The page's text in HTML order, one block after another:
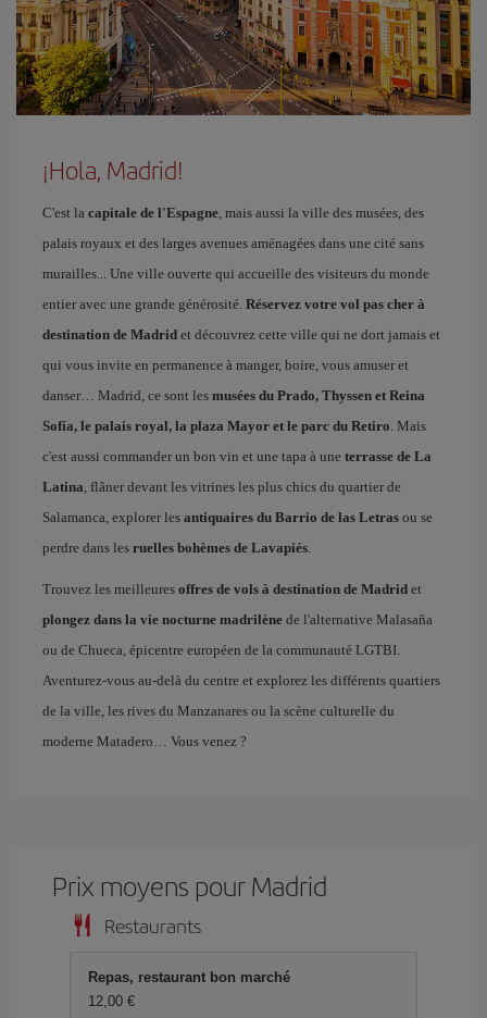
¡Hola, Madrid!
C'est la capitale de l'Espagne, mais aussi la ville des musées, des
palais royaux et des larges avenues aménagées dans une cité sans
murailles... Une ville ouverte qui accueille des visiteurs du monde
entier avec une grande générosité. Réservez votre vol pas cher à
destination de Madrid et découvrez cette ville qui ne dort jamais et
qui vous invite en permanence à manger, boire, vous amuser et
danser… Madrid, ce sont les musées du Prado, Thyssen et Reina
Sofía, le palais royal, la plaza Mayor et le parc du Retiro. Mais
c'est aussi commander un bon vin et une tapa à une terrasse de La
Latina, flâner devant les vitrines les plus chics du quartier de
Salamanca, explorer les antiquaires du Barrio de las Letras ou se
perdre dans les ruelles bohèmes de Lavapiés.
Trouvez les meilleures offres de vols à destination de Madrid et
plongez dans la vie nocturne madrilène de l'alternative Malasaña
ou de Chueca, épicentre européen de la communauté LGTBI.
Aventurez-vous au-delà du centre et explorez les différents quartiers
de la ville, les rives du Manzanares ou la scène culturelle du
moderne Matadero… Vous venez ?
Prix ​​moyens pour Madrid
Restaurants
Repas, restaurant bon marché
12,00 €